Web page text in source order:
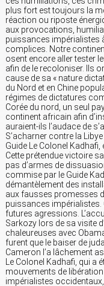
plus fort est toujours la
réaction ou riposte
aux provocations,
puissances impérialistes
complices. Notre
osent encore aller tester
afin de le recoloniser. Ils
cause de sa « nature
du Nord et en Chine
régimes de dictatures
Corée du nord, un seul
continent africain afin
auraient-ils l’audace de
S’acharner contre la
Guide Le Colonel Kadhafi,
Cette prétendue victoire
pas d’armes de
commise par le Guide
démantèlement des
aux fausses promesses
puissances impérialistes.
futures agressions.
Sarkozy lors de sa visite
chaleureuses avec
furent que le baiser de
Cameron l’a lâchement
Le Colonel Kadhafi, qui a
mouvements de
impérialistes occidentaux,